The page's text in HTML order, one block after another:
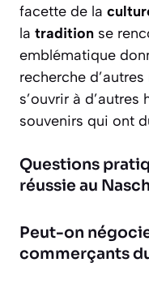
facette de la
la tradition se
emblématique
recherche
s’ouvrir à
souvenirs qui ont
Questions
réussie au
Peut-on
commerçants